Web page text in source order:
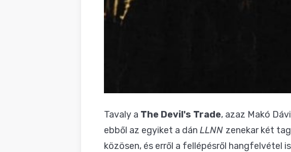
Tavaly a The Devil's Trade, azaz Makó
ebből az egyiket a dán LLNN zenekar két
közösen, és erről a fellépésről hangfelvétel